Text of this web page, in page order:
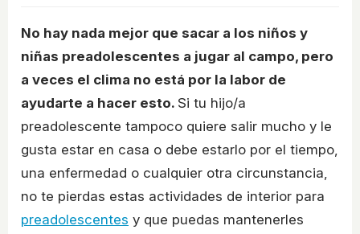
No hay nada mejor que sacar a los niños y
niñas preadolescentes a jugar al campo, pero
a veces el clima no está por la labor de
ayudarte a hacer esto. Si tu hijo/a
preadolescente tampoco quiere salir mucho y le
gusta estar en casa o debe estarlo por el tiempo,
una enfermedad o cualquier otra circunstancia,
no te pierdas estas actividades de interior para
preadolescentes y que puedas mantenerles